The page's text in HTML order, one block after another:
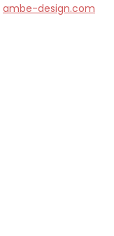
ambe-design.com